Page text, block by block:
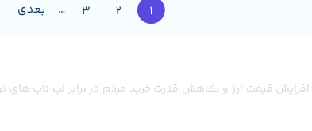
1
2
3
… بعدی
قیمت ارز و کاهش قدرت خرید مردم در برابر لپ تاپ های نو